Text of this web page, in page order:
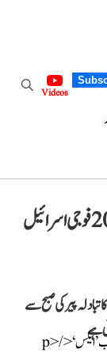
Videos
غزہ جنگ بندی کا پہلا مرحلہ مکمل، امریکہ کے 200 فوجی اسرائیل
پیر کی صبح سے
ہے